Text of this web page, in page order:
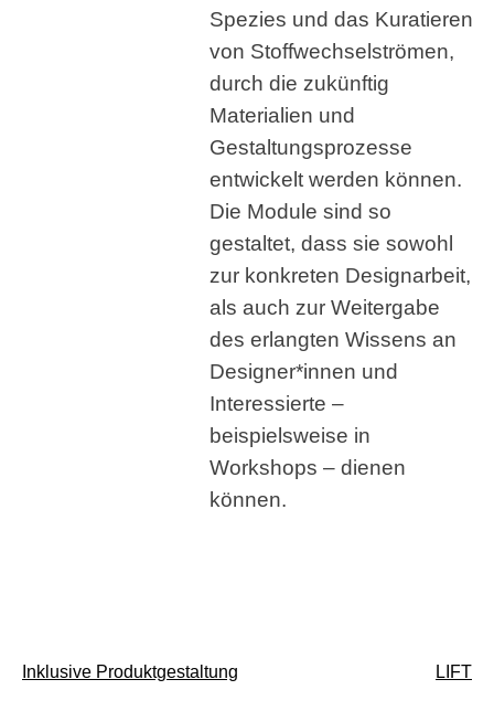
Spezies und das Kuratieren
von Stoffwechselströmen,
durch die zukünftig
Materialien und
Gestaltungsprozesse
entwickelt werden können.
Die Module sind so
gestaltet, dass sie sowohl
zur konkreten Designarbeit,
als auch zur Weitergabe
des erlangten Wissens an
Designer*innen und
Interessierte –
beispielsweise in
Workshops – dienen
können.
Beitragsnavigation
Inklusive Produktgestaltung LIFT